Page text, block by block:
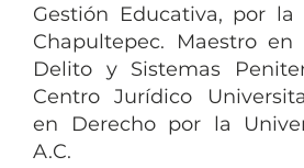
Gestión Educativa, por la
Chapultepec. Maestro en
Delito y Sistemas
Centro Jurídico
en Derecho por la
A.C.